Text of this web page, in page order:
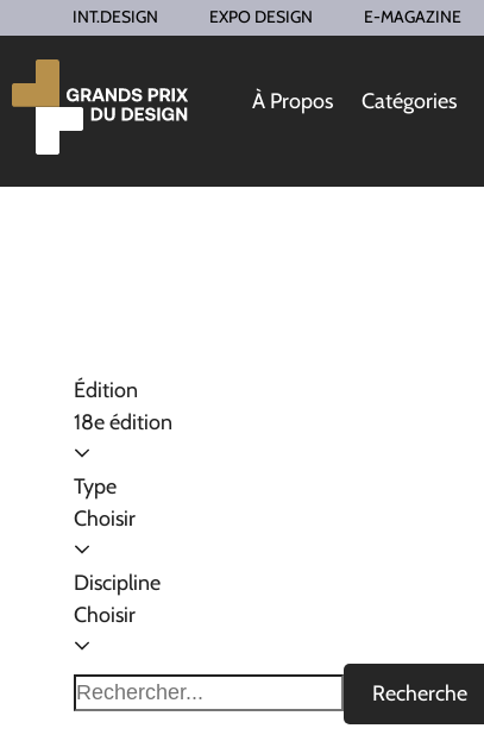
INT.DESIGN EXPO DESIGN E-MAGAZINE
À Propos Catégories
Édition
18e édition
Type
Choisir
Discipline
Choisir
Recherche